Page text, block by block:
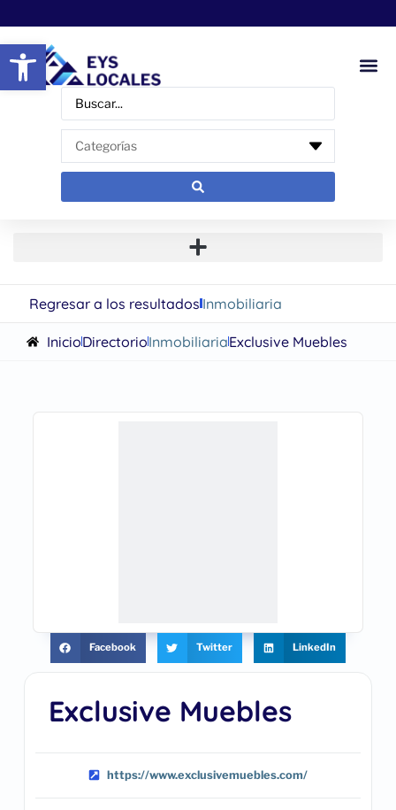
Abrir barra de herramientas
Regresar a los resultadosInmobiliaria
InicioDirectorioInmobiliariaExclusive Muebles
Exclusive Muebles
https://www.exclusivemuebles.com/
Facebook Twitter LinkedIn